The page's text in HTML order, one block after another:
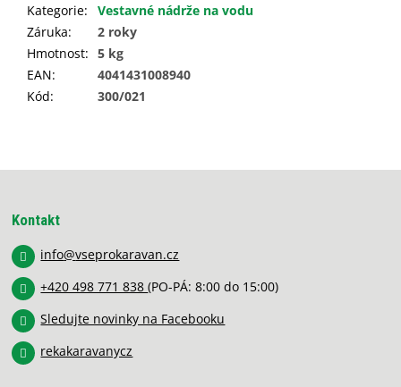
Kategorie:
Vestavné nádrže na vodu
Záruka:
2 roky
Hmotnost: 5 kg
EAN:
4041431008940
Kód: 300/021
Kontakt
info@vseprokaravan.cz
+420 498 771 838(PO-PÁ: 8:00 do 15:00)
Sledujte novinky na Facebooku
rekakaravanycz